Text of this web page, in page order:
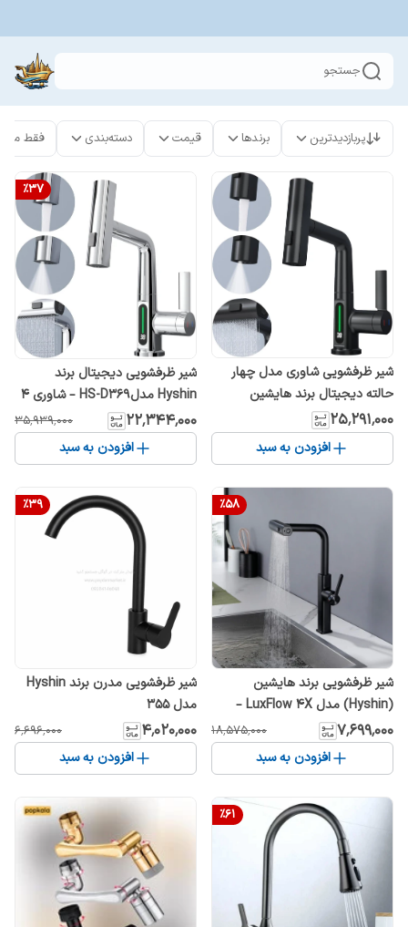
جستجو
پربازدیدترین برندها قیمت دسته‌بندی فقط
شیر ظرفشویی شاوری مدل چهار
حالته دیجیتال برند هایشین
۲۵٬۲۹۱٬۰۰۰
افزودن به سبد
%37
شیر ظرفشویی دیجیتال برند
Hyshin مدلHS-D369 – شاوری ۴
حالته با نمایشگر دما
۲۲٬۳۴۴٬۰۰۰ ۳۵٬۹۳۹٬۰۰۰
افزودن به سبد
%58
شیر ظرفشویی برند هایشین
(Hyshin) مدل LuxFlow 4X –
طراحی بین‌المللی با عملکرد چهار
حالته
۷٬۶۹۹٬۰۰۰ ۱۸٬۵۷۵٬۰۰۰
افزودن به سبد
%39
شیر ظرفشویی مدرن برند Hyshin
مدل 355
۴٬۰۲۰٬۰۰۰ ۶٬۶۹۶٬۰۰۰
افزودن به سبد
%61